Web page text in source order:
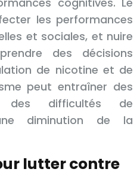
les performances
et sociales, et nuire
des décisions
de nicotine et de
peut entraîner des
des difficultés de
diminution de la
lutter contre